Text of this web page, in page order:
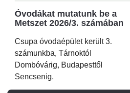
Óvodákat mutatunk be a
Metszet 2026/3. számában
Csupa óvodaépület került 3.
számunkba, Tárnoktól
Dombóvárig, Budapesttől
Sencsenig.